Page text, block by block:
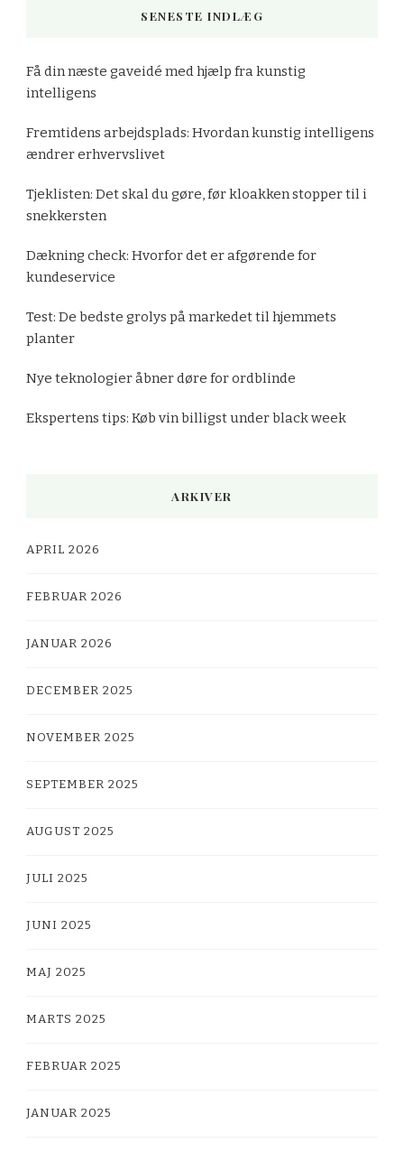
SENESTE INDLÆG
Få din næste gaveidé med hjælp fra kunstig
intelligens
Fremtidens arbejdsplads: Hvordan kunstig intelligens
ændrer erhvervslivet
Tjeklisten: Det skal du gøre, før kloakken stopper til i
snekkersten
Dækning check: Hvorfor det er afgørende for
kundeservice
Test: De bedste grolys på markedet til hjemmets
planter
Nye teknologier åbner døre for ordblinde
Ekspertens tips: Køb vin billigst under black week
ARKIVER
APRIL 2026
FEBRUAR 2026
JANUAR 2026
DECEMBER 2025
NOVEMBER 2025
SEPTEMBER 2025
AUGUST 2025
JULI 2025
JUNI 2025
MAJ 2025
MARTS 2025
FEBRUAR 2025
JANUAR 2025